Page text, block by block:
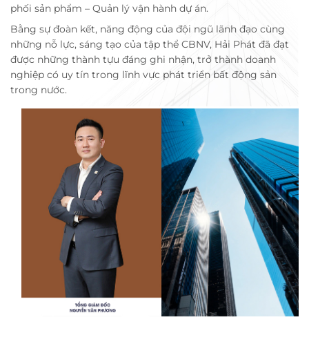
phối sản phẩm – Quản lý vận hành dự án.
Bằng sự đoàn kết, năng động của đội ngũ lãnh đạo cùng
những nỗ lực, sáng tạo của tập thể CBNV, Hải Phát đã đạt
được những thành tựu đáng ghi nhận, trở thành doanh
nghiệp có uy tín trong lĩnh vực phát triển bất động sản
trong nước.